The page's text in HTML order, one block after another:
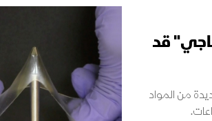
قد
من المواد